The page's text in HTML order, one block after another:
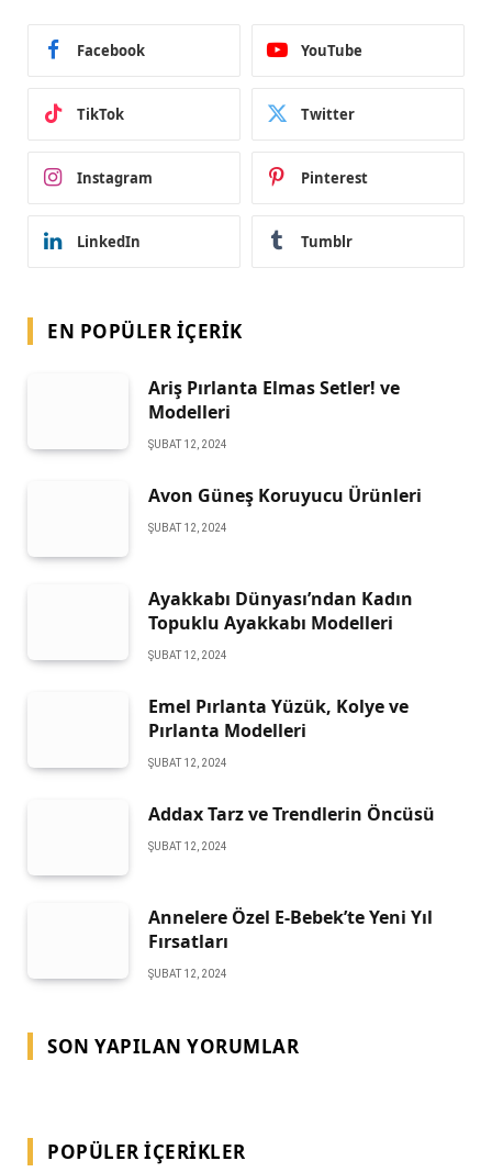
Facebook YouTube
TikTok Twitter
Instagram Pinterest
LinkedIn Tumblr
EN POPÜLER İÇERIK
Ariş Pırlanta Elmas Setler! ve
Modelleri
ŞUBAT 12, 2024
Avon Güneş Koruyucu Ürünleri
ŞUBAT 12, 2024
Ayakkabı Dünyası’ndan Kadın
Topuklu Ayakkabı Modelleri
ŞUBAT 12, 2024
Emel Pırlanta Yüzük, Kolye ve
Pırlanta Modelleri
ŞUBAT 12, 2024
Addax Tarz ve Trendlerin Öncüsü
ŞUBAT 12, 2024
Annelere Özel E-Bebek’te Yeni Yıl
Fırsatları
ŞUBAT 12, 2024
SON YAPILAN YORUMLAR
POPÜLER İÇERIKLER